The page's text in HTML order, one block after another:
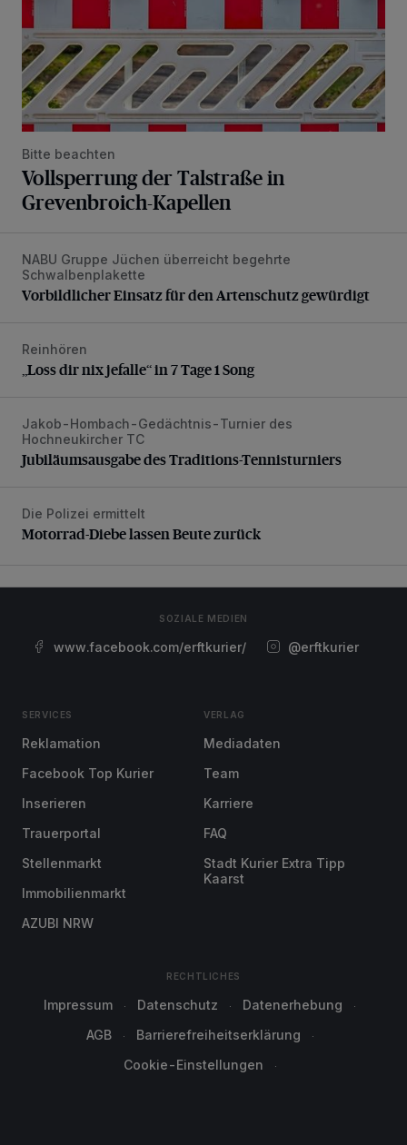
Bitte beachten
Vollsperrung der Talstraße in
Grevenbroich-Kapellen
Vorbildlicher Einsatz für den Artenschutz gewürdigt
NABU Gruppe Jüchen überreicht begehrte
Schwalbenplakette
Vorbildlicher Einsatz für den Artenschutz gewürdigt
„Loss dir nix jefalle“ in 7 Tage 1 Song
Reinhören
„Loss dir nix jefalle“ in 7 Tage 1 Song
Jubiläumsausgabe des Traditions-Tennisturniers
Jakob-Hombach-Gedächtnis-Turnier des
Hochneukircher TC
Jubiläumsausgabe des Traditions-Tennisturniers
Motorrad-Diebe lassen Beute zurück
Die Polizei ermittelt
Motorrad-Diebe lassen Beute zurück
SOZIALE MEDIEN
www.facebook.com/erftkurier/ @erftkurier
SERVICES
Reklamation
Facebook Top Kurier
Inserieren
Trauerportal
Stellenmarkt
Immobilienmarkt
AZUBI NRW
VERLAG
Mediadaten
Team
Karriere
FAQ
Stadt Kurier Extra Tipp
Kaarst
RECHTLICHES
Impressum Datenschutz
Datenerhebung
AGB
Barrierefreiheitserklärung
Cookie-Einstellungen